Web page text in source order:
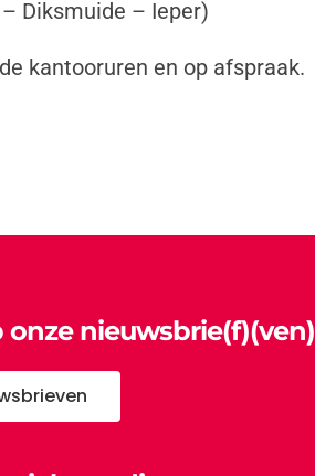
Diksmuide – Ieper)
kantooruren en op afspraak.
onze nieuwsbrie(f)(ven)